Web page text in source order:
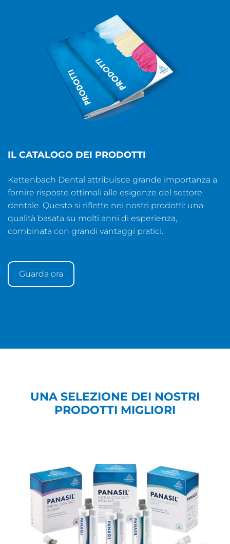
IL CATALOGO DEI PRODOTTI
Kettenbach Dental attribuisce grande importanza a
fornire risposte ottimali alle esigenze del settore
dentale. Questo si riflette nei nostri prodotti: una
qualità basata su molti anni di esperienza,
combinata con grandi vantaggi pratici.
Guarda ora
UNA SELEZIONE DEI NOSTRI
PRODOTTI MIGLIORI